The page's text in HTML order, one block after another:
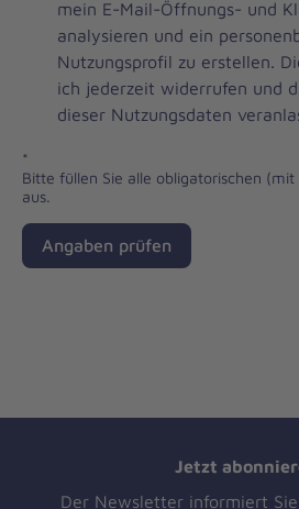
Checkbox
mein E-Mail-Öffnungs- und
analysieren und ein
Nutzungsprofil zu erstellen.
ich jederzeit widerrufen und
dieser Nutzungsdaten
*
Bitte füllen Sie alle obligatorischen
aus.
Angaben prüfen
Jetzt
Der Newsletter informiert